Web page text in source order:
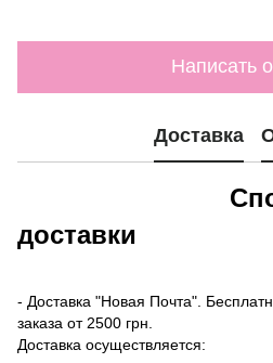
Написать
Доставка
доставки
- Доставка "Новая Почта".
заказа от 2500 грн.
Доставка осуществляется: